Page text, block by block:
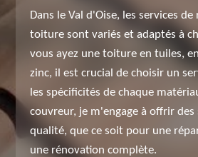
Dans le Val d'Oise, les services
toiture sont variés et adaptés à
vous ayez une toiture en tuiles,
zinc, il est crucial de choisir un
les spécificités de chaque
couvreur, je m'engage à offrir des
qualité, que ce soit pour une
une rénovation complète.